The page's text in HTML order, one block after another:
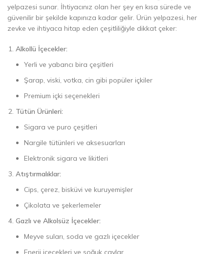
yelpazesi sunar. İhtiyacınız olan her şey en kısa sürede ve
güvenilir bir şekilde kapınıza kadar gelir. Ürün yelpazesi, her
zevke ve ihtiyaca hitap eden çeşitliliğiyle dikkat çeker:
Alkollü İçecekler:
Yerli ve yabancı bira çeşitleri
Şarap, viski, votka, cin gibi popüler içkiler
Premium içki seçenekleri
Tütün Ürünleri:
Sigara ve puro çeşitleri
Nargile tütünleri ve aksesuarları
Elektronik sigara ve likitleri
Atıştırmalıklar:
Cips, çerez, bisküvi ve kuruyemişler
Çikolata ve şekerlemeler
Gazlı ve Alkolsüz İçecekler:
Meyve suları, soda ve gazlı içecekler
Enerji içecekleri ve soğuk çaylar